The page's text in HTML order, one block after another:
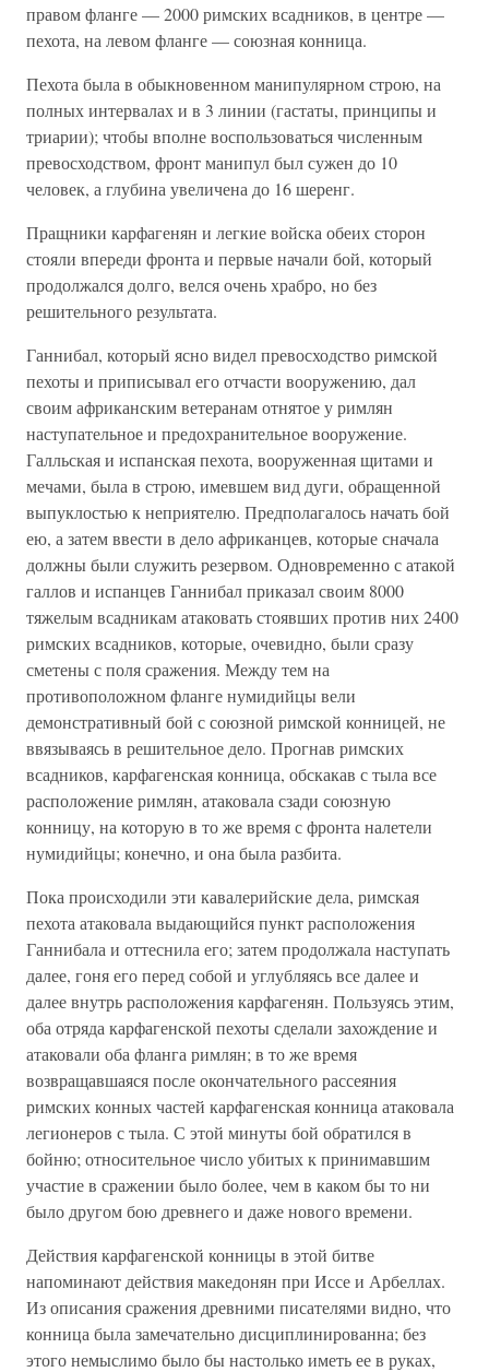
правом фланге — 2000 римских всадников, в центре —
пехота, на левом фланге — союзная конница.
Пехота была в обыкновенном манипулярном строю, на
полных интервалах и в 3 линии (гастаты, принципы и
триарии); чтобы вполне воспользоваться численным
превосходством, фронт манипул был сужен до 10
человек, а глубина увеличена до 16 шеренг.
Пращники карфагенян и легкие войска обеих сторон
стояли впереди фронта и первые начали бой, который
продолжался долго, велся очень храбро, но без
решительного результата.
Ганнибал, который ясно видел превосходство римской
пехоты и приписывал его отчасти вооружению, дал
своим африканским ветеранам отнятое у римлян
наступательное и предохранительное вооружение.
Галльская и испанская пехота, вооруженная щитами и
мечами, была в строю, имевшем вид дуги, обращенной
выпуклостью к неприятелю. Предполагалось начать бой
ею, а затем ввести в дело африканцев, которые сначала
должны были служить резервом. Одновременно с атакой
галлов и испанцев Ганнибал приказал своим 8000
тяжелым всадникам атаковать стоявших против них 2400
римских всадников, которые, очевидно, были сразу
сметены с поля сражения. Между тем на
противоположном фланге нумидийцы вели
демонстративный бой с союзной римской конницей, не
ввязываясь в решительное дело. Прогнав римских
всадников, карфагенская конница, обскакав с тыла все
расположение римлян, атаковала сзади союзную
конницу, на которую в то же время с фронта налетели
нумидийцы; конечно, и она была разбита.
Пока происходили эти кавалерийские дела, римская
пехота атаковала выдающийся пункт расположения
Ганнибала и оттеснила его; затем продолжала наступать
далее, гоня его перед собой и углубляясь все далее и
далее внутрь расположения карфагенян. Пользуясь этим,
оба отряда карфагенской пехоты сделали захождение и
атаковали оба фланга римлян; в то же время
возвращавшаяся после окончательного рассеяния
римских конных частей карфагенская конница атаковала
легионеров с тыла. С этой минуты бой обратился в
бойню; относительное число убитых к принимавшим
участие в сражении было более, чем в каком бы то ни
было другом бою древнего и даже нового времени.
Действия карфагенской конницы в этой битве
напоминают действия македонян при Иссе и Арбеллах.
Из описания сражения древними писателями видно, что
конница была замечательно дисциплинированна; без
этого немыслимо было бы настолько иметь ее в руках,